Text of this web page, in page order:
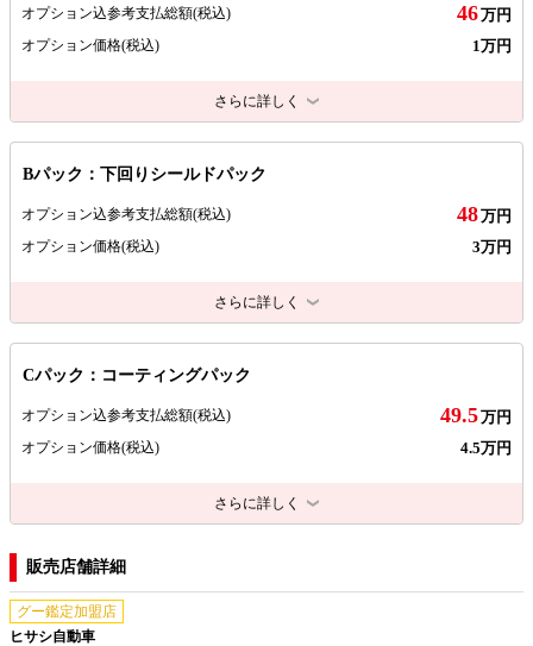
オプション込参考支払総額(税込) 46万円
オプション価格(税込) 1万円
さらに詳しく
Bパック：下回りシールドパック
オプション込参考支払総額(税込) 48万円
オプション価格(税込) 3万円
さらに詳しく
Cパック：コーティングパック
オプション込参考支払総額(税込) 49.5万円
オプション価格(税込) 4.5万円
さらに詳しく
販売店舗詳細
グー鑑定加盟店
ヒサシ自動車